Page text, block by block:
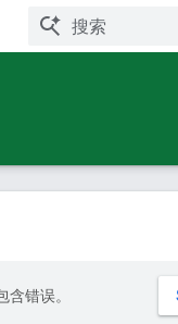
错误。